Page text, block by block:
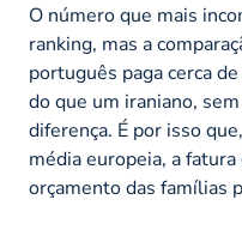
O número que mais
ranking, mas a
português paga cerca
do que um iraniano,
diferença. É por isso
média europeia, a
orçamento das famílias